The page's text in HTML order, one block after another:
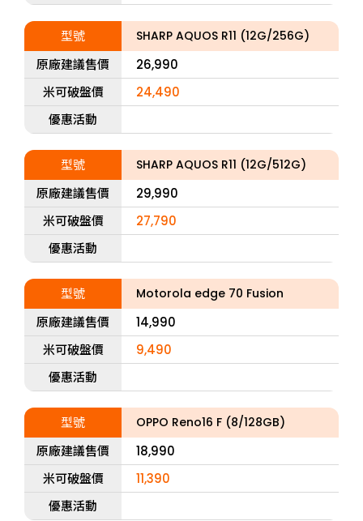
型號 SHARP AQUOS R11 (12G/256G)
原廠建議售價
26,990
米可破盤價
24,490
優惠活動
型號 SHARP AQUOS R11 (12G/512G)
原廠建議售價
29,990
米可破盤價
27,790
優惠活動
型號 Motorola edge 70 Fusion
原廠建議售價
14,990
米可破盤價
9,490
優惠活動
型號 OPPO Reno16 F (8/128GB)
原廠建議售價
18,990
米可破盤價
11,390
優惠活動